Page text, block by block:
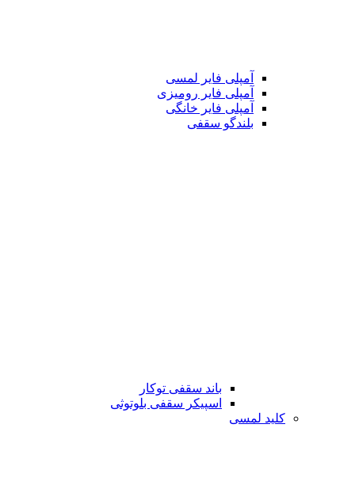
آمپلی فایر لمسی
آمپلی فایر رومیزی
آمپلی فایر خانگی
بلندگو سقفی
باند سقفی توکار
اسپیکر سقفی بلوتوثی
کلید لمسی